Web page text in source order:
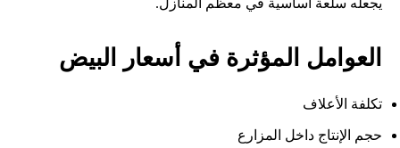
العوامل المؤثرة في أسعار البيض
تكلفة الأعلاف
حجم الإنتاج داخل المزارع